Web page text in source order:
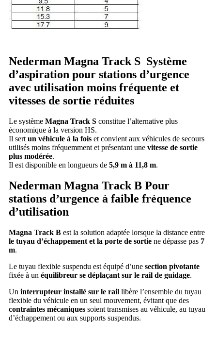
Nederman Magna Track S Système
d’aspiration pour stations d’urgence
avec utilisation moins fréquente et
vitesses de sortie réduites
Le système Magna Track S constitue l’alternative plus
économique à la version HS.
Il sert un véhicule à la fois et convient aux véhicules de secours
utilisés moins fréquemment et présentant une vitesse de sortie
plus modérée.
Il est disponible en longueurs de 5,9 m à 11,8 m.
Nederman Magna Track B Pour
stations d’urgence à faible fréquence
d’utilisation
Magna Track B est la solution adaptée lorsque la distance entre
le tuyau d’échappement et la porte de sortie ne dépasse pas 7
m.
Le tuyau flexible suspendu est équipé d’une section pivotante
fixée à un équilibreur se déplaçant sur le rail de guidage.
Un interrupteur installé sur le rail libère l’ensemble du tuyau
flexible du véhicule en un seul mouvement, évitant que des
contraintes mécaniques soient transmises au véhicule, au tuyau
d’échappement ou aux supports suspendus.